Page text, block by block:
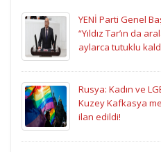
YENİ Parti Genel
“Yıldız Tar’ın da
aylarca tutuklu
Rusya: Kadın ve
Kuzey Kafkasya
ilan edildi!